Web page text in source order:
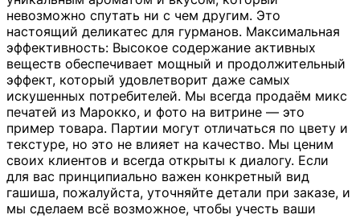
невозможно спутать ни с чем другим. Это
настоящий деликатес для гурманов. Максимальная
эффективность: Высокое содержание активных
веществ обеспечивает мощный и продолжительный
эффект, который удовлетворит даже самых
искушенных потребителей. Мы всегда продаём микс
печатей из Марокко, и фото на витрине — это
пример товара. Партии могут отличаться по цвету и
текстуре, но это не влияет на качество. Мы ценим
своих клиентов и всегда открыты к диалогу. Если
для вас принципиально важен конкретный вид
гашиша, пожалуйста, уточняйте детали при заказе, и
мы сделаем всё возможное, чтобы учесть ваши